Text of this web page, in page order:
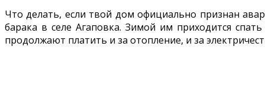
Что делать, если твой дом официально признан
барака в селе Агаповка. Зимой им приходится
продолжают платить и за отопление, и за